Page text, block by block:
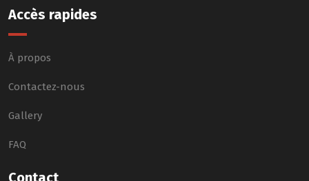
Accès rapides
À propos
Contactez-nous
Gallery
FAQ
Contact